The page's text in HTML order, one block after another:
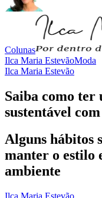
Colunas
Ilca Maria EstevãoModa
Ilca Maria Estevão
Saiba como ter
sustentável
Alguns hábitos
manter o estilo
ambiente